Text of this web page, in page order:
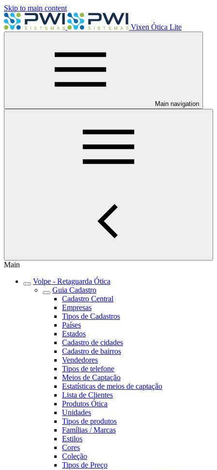
Skip to main content
Vixen Ótica Lite
Main navigation
Main
Volpe - Retaguarda Ótica
Guia Cadastro
Cadastro Central
Empresas
Tipos de Cadastros
Países
Estados
Cadastro de cidades
Cadastro de bairros
Vendedores
Tipos de telefone
Meios de Captação
Estatísticas de meios de captação
Lista de Clientes
Produtos Ótica
Unidades
Tipos de produtos
Famílias / Marcas
Estilos
Cores
Coleção
Tipos de Preço